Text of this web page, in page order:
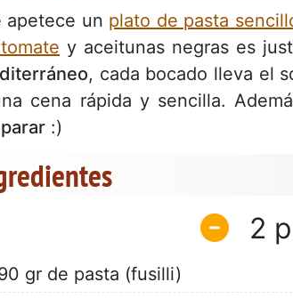
apetece un plato de pasta
y aceitunas negras es
, cada bocado lleva el
cena rápida y sencilla.
:)
2
gr de pasta (fusilli)